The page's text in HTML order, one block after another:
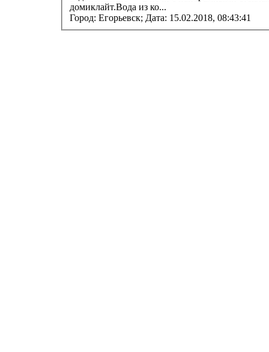
домиклайт.Вода из ко...
Город: Егорьевск; Дата: 15.02.2018, 08:43:41